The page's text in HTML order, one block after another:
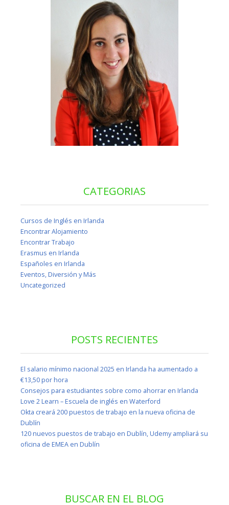
CATEGORIAS
Cursos de Inglés en Irlanda
Encontrar Alojamiento
Encontrar Trabajo
Erasmus en Irlanda
Españoles en Irlanda
Eventos, Diversión y Más
Uncategorized
POSTS RECIENTES
El salario mínimo nacional 2025 en Irlanda ha aumentado a
€13,50 por hora
Consejos para estudiantes sobre como ahorrar en Irlanda
Love 2 Learn – Escuela de inglés en Waterford
Okta creará 200 puestos de trabajo en la nueva oficina de
Dublín
120 nuevos puestos de trabajo en Dublín, Udemy ampliará su
oficina de EMEA en Dublín
BUSCAR EN EL BLOG